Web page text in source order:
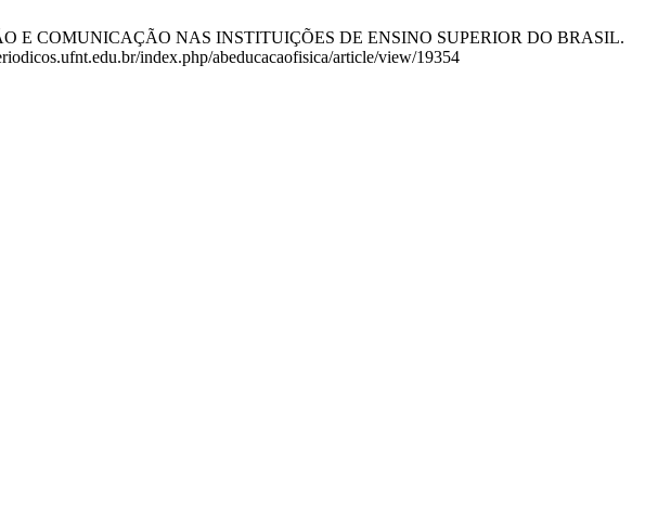
E COMUNICAÇÃO NAS INSTITUIÇÕES DE ENSINO SUPERIOR DO BRASIL.
index.php/abeducacaofisica/article/view/19354